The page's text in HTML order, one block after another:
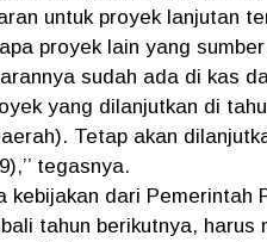
untuk proyek lanjutan
proyek lain yang
sudah ada di kas
yang dilanjutkan di
Tetap akan
tegasnya.
kebijakan dari Pemerintah
tahun berikutnya,